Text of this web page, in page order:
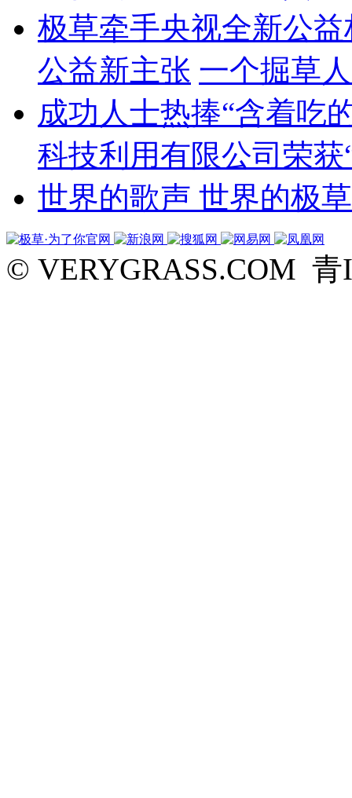
极草牵手央视全新公
公益新主张 一个掘草
成功人士热捧“含着吃
科技利用有限公司荣获
世界的歌声 世界的极草
© VERYGRASS.COM 青